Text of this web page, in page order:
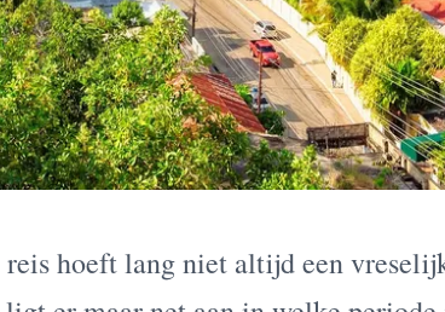
hoeft lang niet altijd een